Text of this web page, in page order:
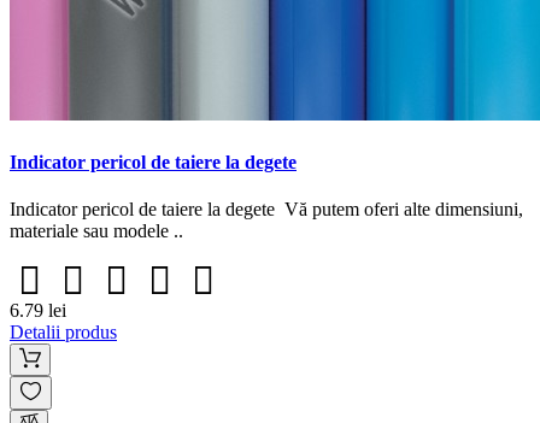
Indicator pericol de taiere la degete
Indicator pericol de taiere la degete Vă putem oferi alte dimensiuni,
materiale sau modele ..
6.79 lei
Detalii produs